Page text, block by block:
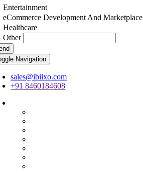
Entertainment
eCommerce Development And Marketplace
Healthcare
Other
Navigation
sales@ibiixo.com
+91 8460184608